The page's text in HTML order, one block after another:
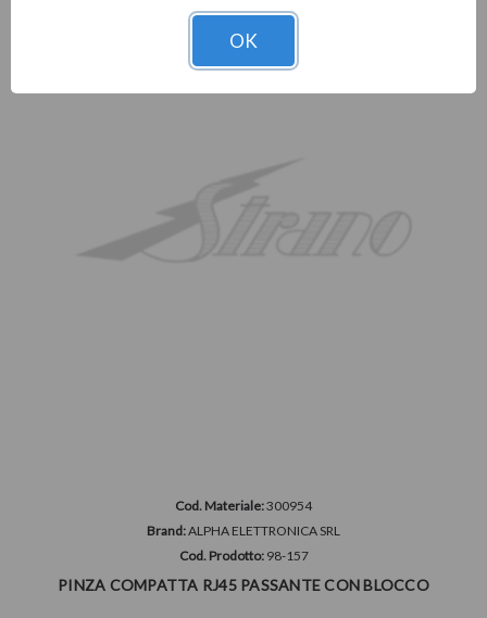
Cod. Materiale:300954
Brand:ALPHA ELETTRONICA SRL
Cod. Prodotto: 98-157
PINZA COMPATTA RJ45 PASSANTE CON BLOCCO
OK